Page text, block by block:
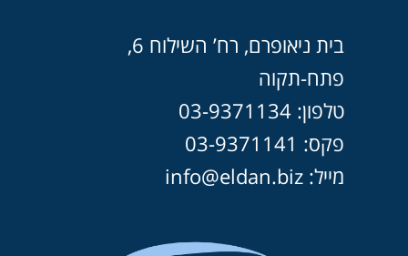
בית ניאופרם, רח’ השילוח 6,
פתח-תקוה
טלפון: 03-9371134
פקס: 03-9371141
מייל: info@eldan.biz